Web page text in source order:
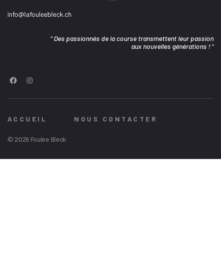
info@lafouleebleck.ch
" Des passionnés de la course transmettent leur passion
aux nouvelles générations ! "
ACCUEIL NOUS CONTACTER
© 2026 Foulée Bleck